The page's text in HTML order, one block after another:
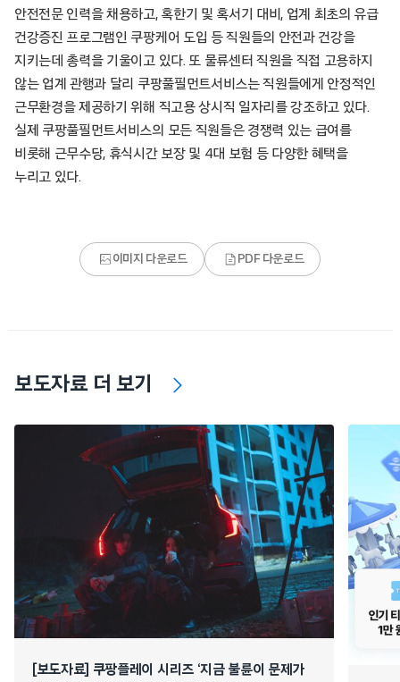
안전전문 인력을 채용하고, 혹한기 및 혹서기 대비, 업계 최초의 유급
건강증진 프로그램인 쿠팡케어 도입 등 직원들의 안전과 건강을
지키는데 총력을 기울이고 있다. 또 물류센터 직원을 직접 고용하지
않는 업계 관행과 달리 쿠팡풀필먼트서비스는 직원들에게 안정적인
근무환경을 제공하기 위해 직고용 상시직 일자리를 강조하고 있다.
실제 쿠팡풀필먼트서비스의 모든 직원들은 경쟁력 있는 급여를
비롯해 근무수당, 휴식시간 보장 및 4대 보험 등 다양한 혜택을
누리고 있다.
이미지 다운로드 PDF 다운로드
보도자료 더 보기
[보도자료] 쿠팡플레이 시리즈 ‘지금 불륜이 문제가